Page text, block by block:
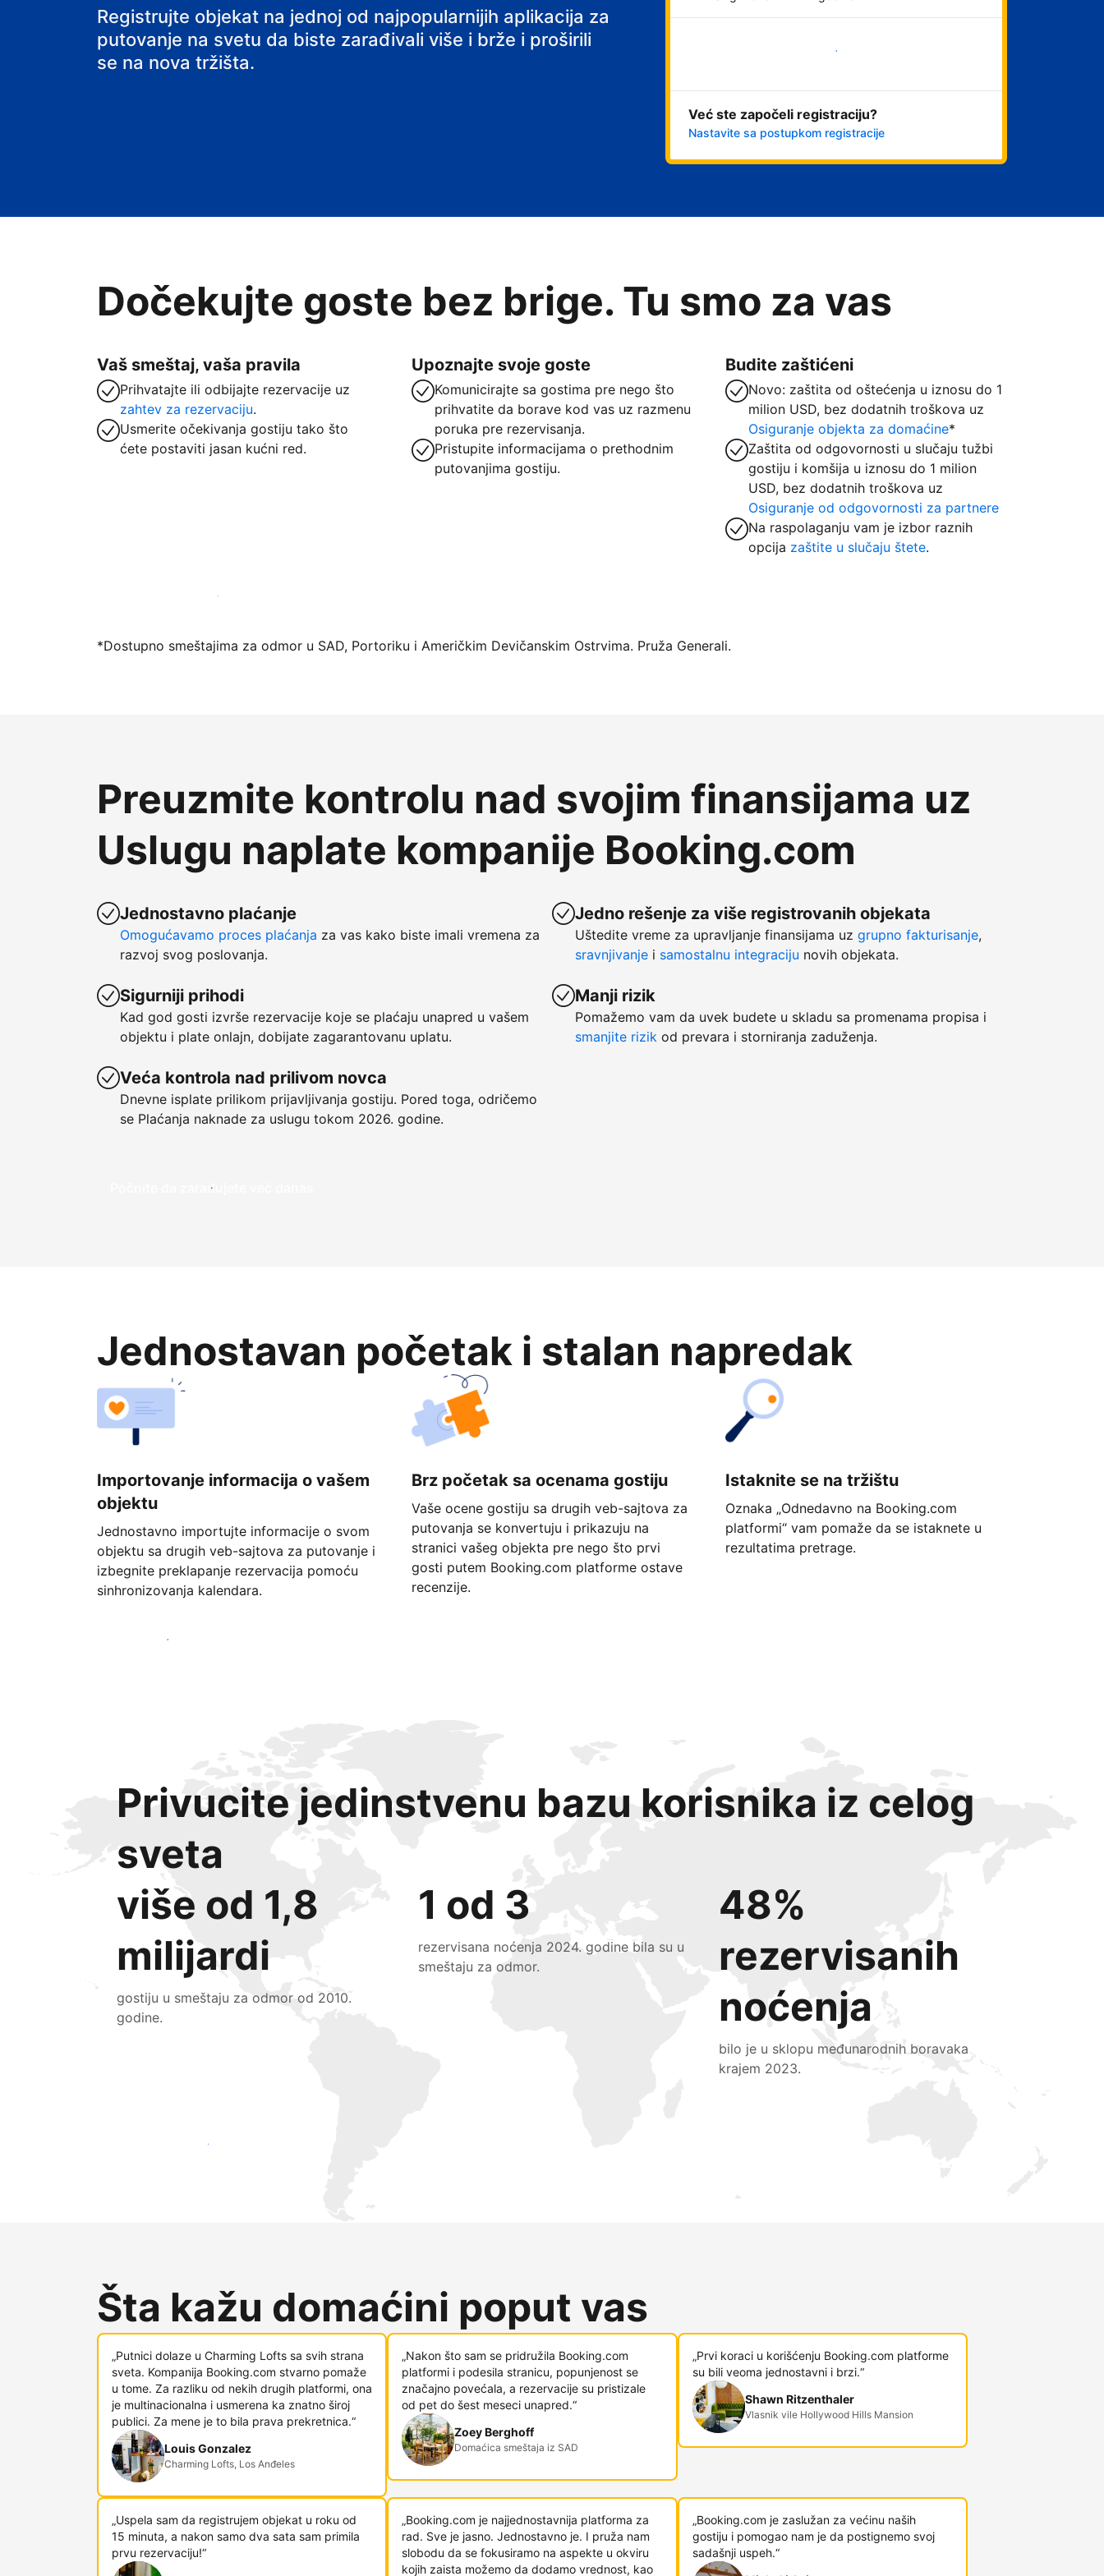
Registrujte objekat na jednoj od najpopularnijih aplikacija za
putovanje na svetu da biste zarađivali više i brže i proširili
se na nova tržišta.
Počnite odmah
Već ste započeli registraciju?
Nastavite sa postupkom registracije
Dočekujte goste bez brige. Tu smo za vas
Vaš smeštaj, vaša pravila
Prihvatajte ili odbijajte rezervacije uz
zahtev za rezervaciju.
Usmerite očekivanja gostiju tako što
ćete postaviti jasan kućni red.
Upoznajte svoje goste
Komunicirajte sa gostima pre nego što
prihvatite da borave kod vas uz razmenu
poruka pre rezervisanja.
Pristupite informacijama o prethodnim
putovanjima gostiju.
Budite zaštićeni
Novo: zaštita od oštećenja u iznosu do 1
milion USD, bez dodatnih troškova uz
Osiguranje objekta za domaćine*
Zaštita od odgovornosti u slučaju tužbi
gostiju i komšija u iznosu do 1 milion
USD, bez dodatnih troškova uz
Osiguranje od odgovornosti za partnere
Na raspolaganju vam je izbor raznih
opcija zaštite u slučaju štete.
Registrujte svoj objekat već danas
*Dostupno smeštajima za odmor u SAD, Portoriku i Američkim Devičanskim Ostrvima. Pruža Generali.
Preuzmite kontrolu nad svojim finansijama uz
Uslugu naplate kompanije Booking.com
Jednostavno plaćanje
Omogućavamo proces plaćanja za vas kako biste imali vremena za
razvoj svog poslovanja.
Sigurniji prihodi
Kad god gosti izvrše rezervacije koje se plaćaju unapred u vašem
objektu i plate onlajn, dobijate zagarantovanu uplatu.
Veća kontrola nad prilivom novca
Dnevne isplate prilikom prijavljivanja gostiju. Pored toga, odričemo
se Plaćanja naknade za uslugu tokom 2026. godine.
Jedno rešenje za više registrovanih objekata
Uštedite vreme za upravljanje finansijama uz grupno fakturisanje,
sravnjivanje i samostalnu integraciju novih objekata.
Manji rizik
Pomažemo vam da uvek budete u skladu sa promenama propisa i
smanjite rizik od prevara i storniranja zaduženja.
Počnite da zarađujete već danas
Jednostavan početak i stalan napredak
Importovanje informacija o vašem
objektu
Jednostavno importujte informacije o svom
objektu sa drugih veb-sajtova za putovanje i
izbegnite preklapanje rezervacija pomoću
sinhronizovanja kalendara.
Brz početak sa ocenama gostiju
Vaše ocene gostiju sa drugih veb-sajtova za
putovanja se konvertuju i prikazuju na
stranici vašeg objekta pre nego što prvi
gosti putem Booking.com platforme ostave
recenzije.
Istaknite se na tržištu
Oznaka „Odnedavno na Booking.com
platformi“ vam pomaže da se istaknete u
rezultatima pretrage.
Počnite već danas
Privucite jedinstvenu bazu korisnika iz celog
sveta
više od 1,8
milijardi
gostiju u smeštaju za odmor od 2010.
godine.
1 od 3
rezervisana noćenja 2024. godine bila su u
smeštaju za odmor.
48%
rezervisanih
noćenja
bilo je u sklopu međunarodnih boravaka
krajem 2023.
Privucite nove goste već danas
Šta kažu domaćini poput vas
„Putnici dolaze u Charming Lofts sa svih strana
sveta. Kompanija Booking.com stvarno pomaže
u tome. Za razliku od nekih drugih platformi, ona
je multinacionalna i usmerena ka znatno široj
publici. Za mene je to bila prava prekretnica.“
Louis Gonzalez
Charming Lofts, Los Anđeles
„Nakon što sam se pridružila Booking.com
platformi i podesila stranicu, popunjenost se
značajno povećala, a rezervacije su pristizale
od pet do šest meseci unapred.“
Zoey Berghoff
Domaćica smeštaja iz SAD
„Prvi koraci u korišćenju Booking.com platforme
su bili veoma jednostavni i brzi.“
Shawn Ritzenthaler
Vlasnik vile Hollywood Hills Mansion
„Uspela sam da registrujem objekat u roku od
15 minuta, a nakon samo dva sata sam primila
prvu rezervaciju!“
„Booking.com je najjednostavnija platforma za
rad. Sve je jasno. Jednostavno je. I pruža nam
slobodu da se fokusiramo na aspekte u okviru
kojih zaista možemo da dodamo vrednost, kao
„Booking.com je zaslužan za većinu naših
gostiju i pomogao nam je da postignemo svoj
sadašnji uspeh.“